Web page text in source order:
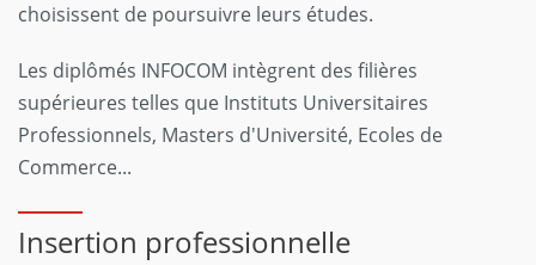
choisissent de poursuivre leurs études.
Les diplômés INFOCOM intègrent des filières
supérieures telles que Instituts Universitaires
Professionnels, Masters d'Université, Ecoles de
Commerce...
Insertion professionnelle